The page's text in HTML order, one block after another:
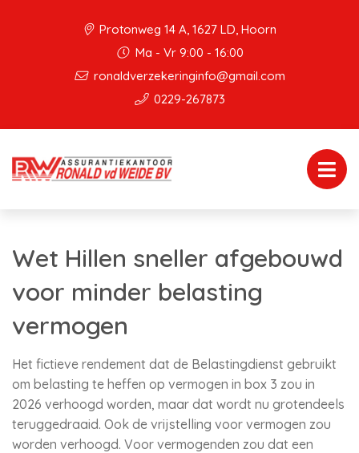
Protonweg 14 A, 1627 LD, Hoorn
Ma - Vr 9:00 - 16:00
ronaldverzekeringinfo@gmail.com
0229-267873
Wet Hillen sneller afgebouwd
voor minder belasting
vermogen
Het fictieve rendement dat de Belastingdienst gebruikt
om belasting te heffen op vermogen in box 3 zou in
2026 verhoogd worden, maar dat wordt nu grotendeels
teruggedraaid. Ook de vrijstelling voor vermogen zou
worden verhoogd. Voor vermogenden zou dat een